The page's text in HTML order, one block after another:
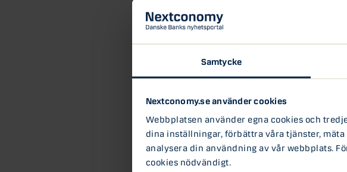
Samtycke
Nextconomy.se använder cookies
Webbplatsen använder egna cookies och
dina inställningar, förbättra våra tjänster,
analysera din användning av vår webbplats.
cookies nödvändigt.
16 OKT 2017
Game of Thrones i
ekonomi
När Donald Trump utnämner amerikanska
centralbankens näste överhuvud kan det
chockvågor över världens finansmarknader,
Aktier
Börsen